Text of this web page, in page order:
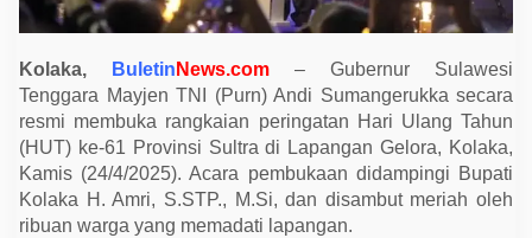
n
W
r
g
a
P
a
d
a
t
i
L
Kolaka, Buletin News.com – Gubernur Sulawesi
Tenggara Mayjen TNI (Purn) Andi Sumangerukka secara
resmi membuka rangkaian peringatan Hari Ulang Tahun
(HUT) ke-61 Provinsi Sultra di Lapangan Gelora, Kolaka,
Kamis (24/4/2025). Acara pembukaan didampingi Bupati
Kolaka H. Amri, S.STP., M.Si, dan disambut meriah oleh
ribuan warga yang memadati lapangan.